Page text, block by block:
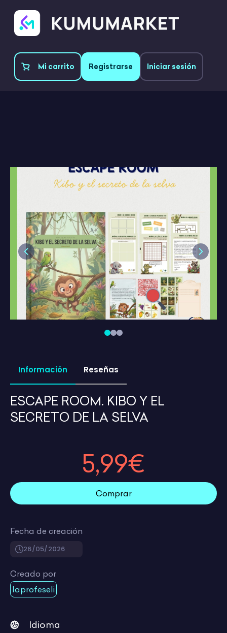
Mi carrito Registrarse Iniciar sesión
Previous Next
Información Reseñas
ESCAPE ROOM. KIBO Y EL
SECRETO DE LA SELVA
Fecha de creación
26/05/2026
Creado por
laprofeseli
Idioma
5,99€
Comprar